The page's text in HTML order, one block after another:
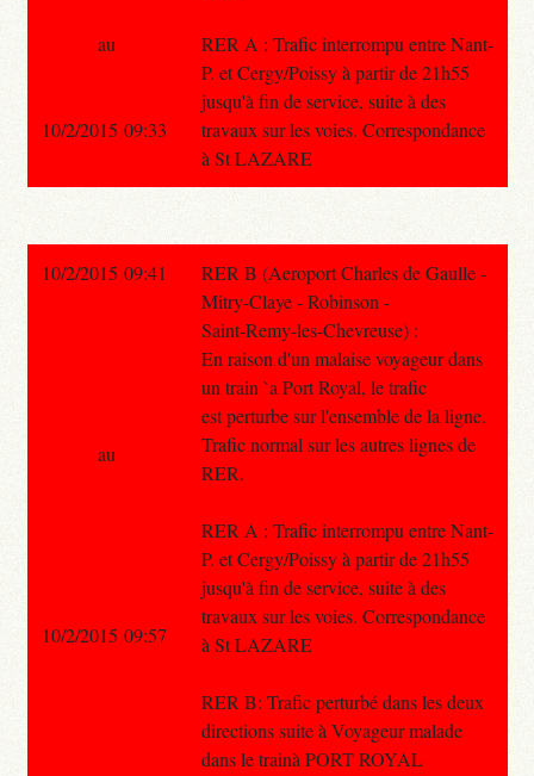
RER A : Trafic interrompu entre Nant-
P. et Cergy/Poissy à partir de 21h55
jusqu'à fin de service, suite à des
travaux sur les voies. Correspondance
à St LAZARE
au
10/2/2015 09:33
10/2/2015 09:41
RER B (Aeroport Charles de Gaulle -
Mitry-Claye - Robinson -
Saint-Remy-les-Chevreuse) :
En raison d'un malaise voyageur dans
un train `a Port Royal, le trafic
est perturbe sur l'ensemble de la ligne.
Trafic normal sur les autres lignes de
RER.
RER A : Trafic interrompu entre Nant-
P. et Cergy/Poissy à partir de 21h55
jusqu'à fin de service, suite à des
travaux sur les voies. Correspondance
à St LAZARE
RER B: Trafic perturbé dans les deux
directions suite à Voyageur malade
dans le trainà PORT ROYAL
au
10/2/2015 09:57